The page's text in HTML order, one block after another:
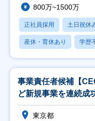
800万~1500万
正社員採用 土日祝休
産休・育休あり 学歴
事業責任者候補【
ど新規事業を連続成
東京都